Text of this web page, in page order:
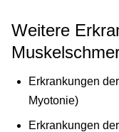
Weitere
Erkrankungen
Myotonie)
Erkrankungen